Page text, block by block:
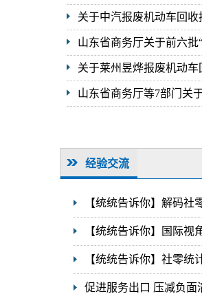
关于中汽报废机动车回收
山东省商务厅关于前六批
关于莱州昱烨报废机动车
山东省商务厅等7部门关
经验交流
【统统告诉你】解码社
【统统告诉你】国际视
【统统告诉你】社零统
促进服务出口 压减负面